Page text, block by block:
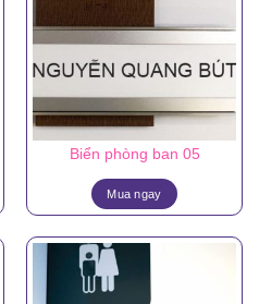
Biển phòng ban 05
Mua ngay